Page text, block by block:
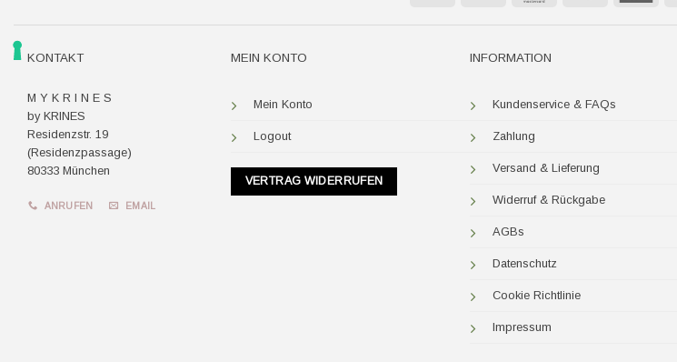
KONTAKT
M Y K R I N E S
by KRINES
Residenzstr. 19
(Residenzpassage)
80333 München
ANRUFEN EMAIL
MEIN KONTO
Mein Konto
Logout
VERTRAG WIDERRUFEN
INFORMATION
Kundenservice & FAQs
Zahlung
Versand & Lieferung
Widerruf & Rückgabe
AGBs
Datenschutz
Cookie Richtlinie
Impressum